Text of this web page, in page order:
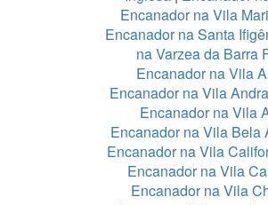
Encanador na Vila
Encanador na Santa
na Varzea da Barra
Encanador na Vila
Encanador na Vila
Encanador na Vila
Encanador na Vila Bela
Encanador na Vila
Encanador na Vila
Encanador na Vila